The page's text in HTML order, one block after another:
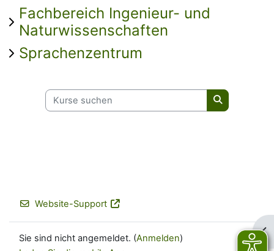
Fachbereich Ingenieur- und
Naturwissenschaften
Sprachenzentrum
Kurse suchen
Kurse
Website-Support
Sie sind nicht angemeldet. (Anmelden)